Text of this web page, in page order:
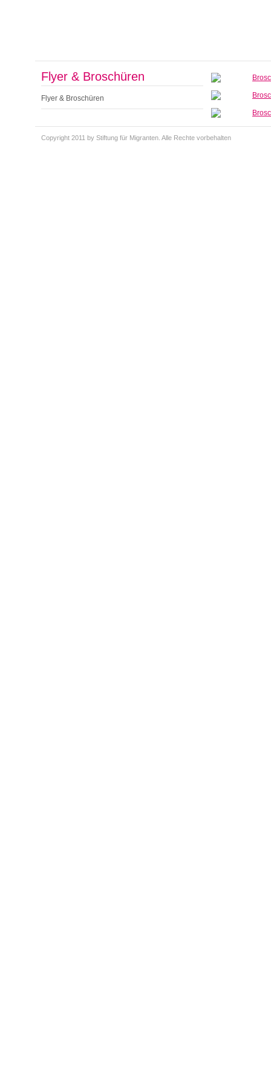
Flyer & Broschüren
Flyer & Broschüren
Copyright 2011 by Stiftung für Migranten. Alle Rechte vorbehalten